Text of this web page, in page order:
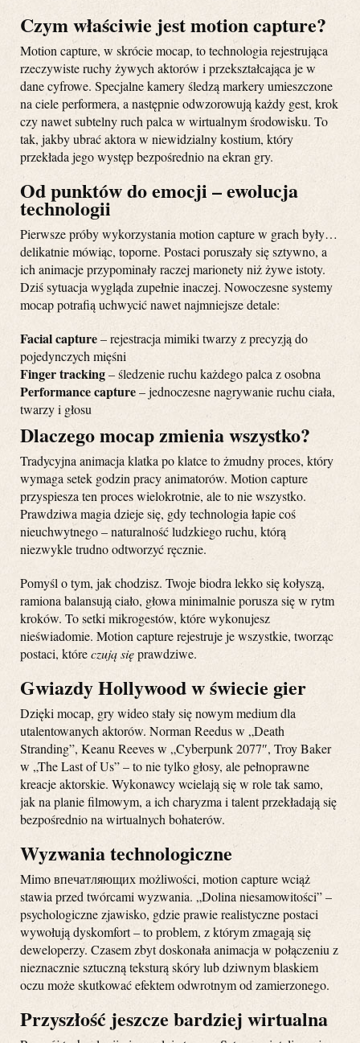
Czym właściwie jest motion capture?
Motion capture, w skrócie mocap, to technologia rejestrująca
rzeczywiste ruchy żywych aktorów i przekształcająca je w
dane cyfrowe. Specjalne kamery śledzą markery umieszczone
na ciele performera, a następnie odwzorowują każdy gest, krok
czy nawet subtelny ruch palca w wirtualnym środowisku. To
tak, jakby ubrać aktora w niewidzialny kostium, który
przekłada jego występ bezpośrednio na ekran gry.
Od punktów do emocji – ewolucja
technologii
Pierwsze próby wykorzystania motion capture w grach były…
delikatnie mówiąc, toporne. Postaci poruszały się sztywno, a
ich animacje przypominały raczej marionety niż żywe istoty.
Dziś sytuacja wygląda zupełnie inaczej. Nowoczesne systemy
mocap potrafią uchwycić nawet najmniejsze detale:
Facial capture– rejestracja mimiki twarzy z precyzją do
pojedynczych mięśni
Finger tracking– śledzenie ruchu każdego palca z osobna
Performance capture– jednoczesne nagrywanie ruchu ciała,
twarzy i głosu
Dlaczego mocap zmienia wszystko?
Tradycyjna animacja klatka po klatce to żmudny proces, który
wymaga setek godzin pracy animatorów. Motion capture
przyspiesza ten proces wielokrotnie, ale to nie wszystko.
Prawdziwa magia dzieje się, gdy technologia łapie coś
nieuchwytnego – naturalność ludzkiego ruchu, którą
niezwykle trudno odtworzyć ręcznie.
Pomyśl o tym, jak chodzisz. Twoje biodra lekko się kołyszą,
ramiona balansują ciało, głowa minimalnie porusza się w rytm
kroków. To setki mikrogestów, które wykonujesz
nieświadomie. Motion capture rejestruje je wszystkie, tworząc
postaci, któreczują sięprawdziwe.
Gwiazdy Hollywood w świecie gier
Dzięki mocap, gry wideo stały się nowym medium dla
utalentowanych aktorów. Norman Reedus w „Death
Stranding”, Keanu Reeves w „Cyberpunk 2077″, Troy Baker
w „The Last of Us” – to nie tylko głosy, ale pełnoprawne
kreacje aktorskie. Wykonawcy wcielają się w role tak samo,
jak na planie filmowym, a ich charyzma i talent przekładają się
bezpośrednio na wirtualnych bohaterów.
Wyzwania technologiczne
Mimo впечатляющих możliwości, motion capture wciąż
stawia przed twórcami wyzwania. „Dolina niesamowitości” –
psychologiczne zjawisko, gdzie prawie realistyczne postaci
wywołują dyskomfort – to problem, z którym zmagają się
deweloperzy. Czasem zbyt doskonała animacja w połączeniu z
nieznacznie sztuczną teksturą skóry lub dziwnym blaskiem
oczu może skutkować efektem odwrotnym od zamierzonego.
Przyszłość jeszcze bardziej wirtualna